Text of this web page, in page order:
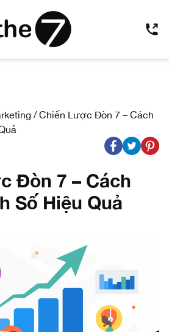
/Chiến Lược Đòn 7 – Cách
Đòn 7 – Cách
Số Hiệu Quả